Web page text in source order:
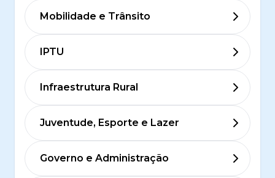
Mobilidade e Trânsito
IPTU
Infraestrutura Rural
Juventude, Esporte e Lazer
Governo e Administração